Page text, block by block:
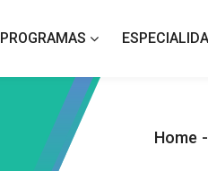
PROGRAMAS
Home -